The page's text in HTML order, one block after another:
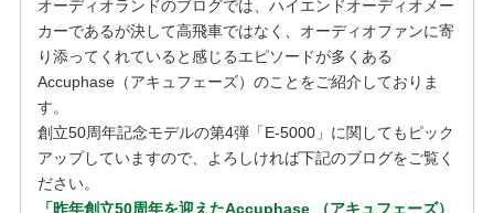
オーディオランドのブログでは、ハイエンドオーディオメー
カーであるが決して高飛車ではなく、オーディオファンに寄
り添ってくれていると感じるエピソードが多くある
Accuphase（アキュフェーズ）のことをご紹介しておりま
す。
創立50周年記念モデルの第4弾「E-5000」に関してもピック
アップしていますので、よろしければ下記のブログをご覧く
ださい。
「昨年創立50周年を迎えたAccuphase （アキュフェーズ）